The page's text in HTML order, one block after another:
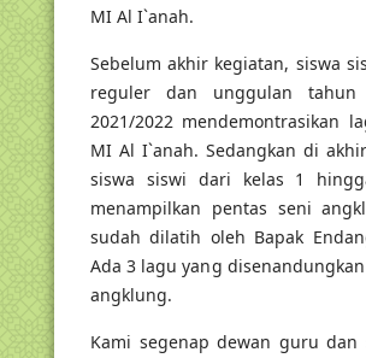
MI Al I`anah.
Sebelum akhir kegiatan, siswa
reguler dan unggulan tahun
2021/2022 mendemontrasikan
MI Al I`anah. Sedangkan di
siswa siswi dari kelas 1
menampilkan pentas seni
sudah dilatih oleh Bapak
Ada 3 lagu yang
angklung.
Kami segenap dewan guru